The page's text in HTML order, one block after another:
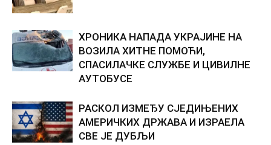
ХРОНИКА НАПАДА УКРАЈИНЕ НА
ВОЗИЛА ХИТНЕ ПОМОЋИ,
СПАСИЛАЧКЕ СЛУЖБЕ И ЦИВИЛНЕ
АУТОБУСЕ
РАСКОЛ ИЗМЕЂУ СЈЕДИЊЕНИХ
АМЕРИЧКИХ ДРЖАВА И ИЗРАЕЛА
СВЕ ЈЕ ДУБЉИ